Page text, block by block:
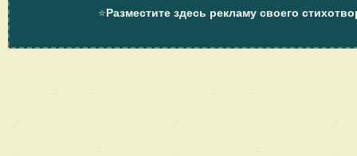
⭐Разместите здесь рекламу своего